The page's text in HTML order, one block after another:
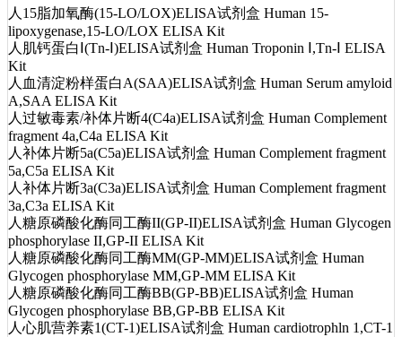
人15脂加氧酶(15-LO/LOX)ELISA试剂盒 Human 15-
lipoxygenase,15-LO/LOX ELISA Kit
人肌钙蛋白Ⅰ(Tn-Ⅰ)ELISA试剂盒 Human Troponin Ⅰ,Tn-Ⅰ ELISA
Kit
人血清淀粉样蛋白A(SAA)ELISA试剂盒 Human Serum amyloid
A,SAA ELISA Kit
人过敏毒素/补体片断4(C4a)ELISA试剂盒 Human Complement
fragment 4a,C4a ELISA Kit
人补体片断5a(C5a)ELISA试剂盒 Human Complement fragment
5a,C5a ELISA Kit
人补体片断3a(C3a)ELISA试剂盒 Human Complement fragment
3a,C3a ELISA Kit
人糖原磷酸化酶同工酶II(GP-II)ELISA试剂盒 Human Glycogen
phosphorylase II,GP-II ELISA Kit
人糖原磷酸化酶同工酶MM(GP-MM)ELISA试剂盒 Human
Glycogen phosphorylase MM,GP-MM ELISA Kit
人糖原磷酸化酶同工酶BB(GP-BB)ELISA试剂盒 Human
Glycogen phosphorylase BB,GP-BB ELISA Kit
人心肌营养素1(CT-1)ELISA试剂盒 Human cardiotrophln 1,CT-1